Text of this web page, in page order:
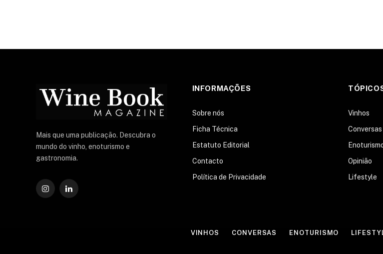
Mais que uma publicação. Descubra o
mundo do vinho, enoturismo e
gastronomia.
Instagram
O
INFORMAÇÕES
Sobre nós
Ficha Técnica
Estatuto Editorial
Contacto
Política de Privacidade
Vinhos
Conversas
Opinião
Lifestyle
VINHOS CONVERSAS ENOTURISMO